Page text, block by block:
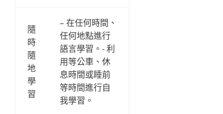
隨
時
隨
地
學
習
– 在任何時間、
任何地點進行
語言學習。- 利
用等公車、休
息時間或睡前
等時間進行自
我學習。